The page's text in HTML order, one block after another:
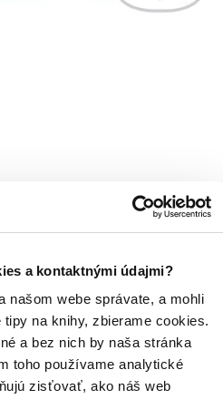
a kontaktnými údajmi?
našom webe správate, a mohli
na knihy, zbierame cookies.
a bez nich by naša stránka
toho používame analytické
zisťovať, ako náš web
odhaluje mrazivý, tajemný
Všichni brzy zjistí, že na
nemáme na sklade, ale zvyčajne
a odoslať do 4 – 6 dní. A